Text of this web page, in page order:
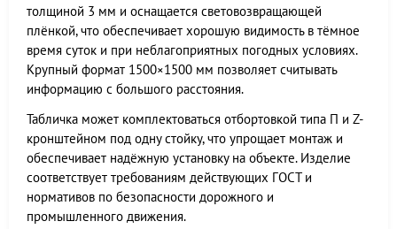
толщиной 3 мм и оснащается световозвращающей
плёнкой, что обеспечивает хорошую видимость в тёмное
время суток и при неблагоприятных погодных условиях.
Крупный формат 1500×1500 мм позволяет считывать
информацию с большого расстояния.
Табличка может комплектоваться отбортовкой типа П и Z-
кронштейном под одну стойку, что упрощает монтаж и
обеспечивает надёжную установку на объекте. Изделие
соответствует требованиям действующих ГОСТ и
нормативов по безопасности дорожного и
промышленного движения.